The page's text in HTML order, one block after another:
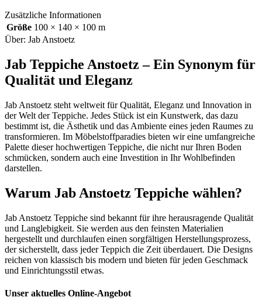
Zusätzliche Informationen
Größe 100 × 140 × 100 m
Über: Jab Anstoetz
Jab Teppiche Anstoetz – Ein Synonym für
Qualität und Eleganz
Jab Anstoetz steht weltweit für Qualität, Eleganz und Innovation in
der Welt der Teppiche. Jedes Stück ist ein Kunstwerk, das dazu
bestimmt ist, die Ästhetik und das Ambiente eines jeden Raumes zu
transformieren. Im Möbelstoffparadies bieten wir eine umfangreiche
Palette dieser hochwertigen Teppiche, die nicht nur Ihren Boden
schmücken, sondern auch eine Investition in Ihr Wohlbefinden
darstellen.
Warum Jab Anstoetz Teppiche wählen?
Jab Anstoetz Teppiche sind bekannt für ihre herausragende Qualität
und Langlebigkeit. Sie werden aus den feinsten Materialien
hergestellt und durchlaufen einen sorgfältigen Herstellungsprozess,
der sicherstellt, dass jeder Teppich die Zeit überdauert. Die Designs
reichen von klassisch bis modern und bieten für jeden Geschmack
und Einrichtungsstil etwas.
Unser aktuelles Online-Angebot